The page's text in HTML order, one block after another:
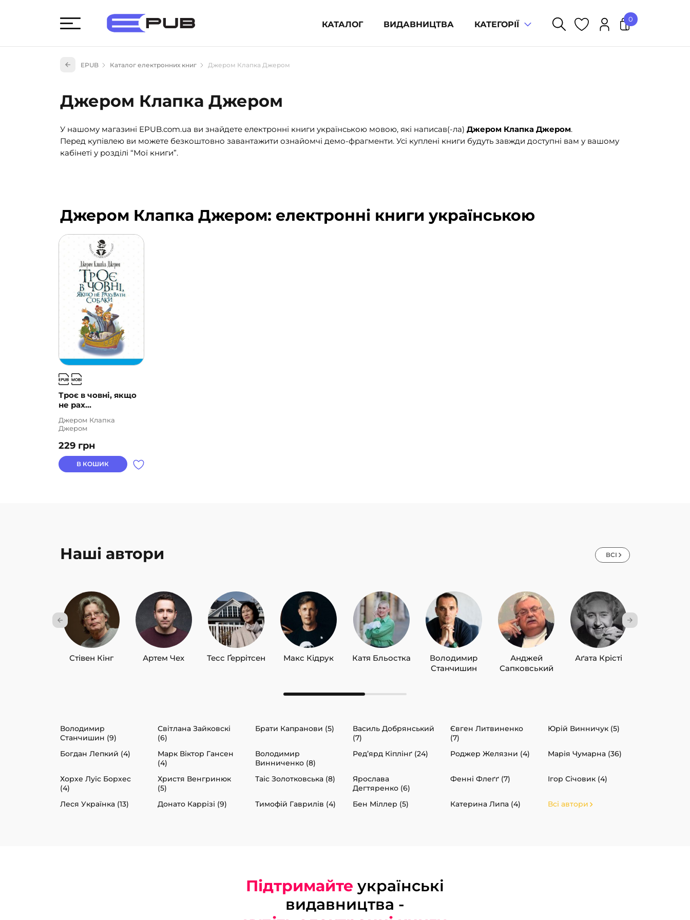
КАТАЛОГ ВИДАВНИЦТВА КАТЕГОРІЇ
Художня література (1854)
Книги для підлітків (240)
Науково-популярна література (1015)
(527)
0
У кошику немає товарів.
EPUB Каталог електронних книг Джером Клапка Джером
Джером Клапка Джером
У нашому магазині EPUB.com.ua ви знайдете електронні книги українською мовою, які написав(-ла) Джером Клапка Джером.
Перед купівлею ви можете безкоштовно завантажити ознайомчі демо-фрагменти. Усі куплені книги будуть завжди доступні вам у вашому
кабінеті у розділі “Мої книги”.
Джером Клапка Джером: електронні книги українською
Троє в човні, якщо
не рах...
229 грн
Джером Клапка
Джером
В КОШИК
Наші автори ВСІ
Стівен Кінг Артем Чех Тесс Ґеррітсен Макс Кідрук Катя Бльостка
Володимир
Станчишин
Анджей
Сапковський
Аґата Крісті
Володимир
Станчишин (9)
Світлана Зайковскі
(6)
Брати Капранови (5)
Василь Добрянський
(7)
Євген Литвиненко
(7)
Юрій Винничук (5)
Богдан Лепкий (4)
Марк Віктор Гансен
(4)
Володимир
Винниченко (8)
Ред’ярд Кіплінґ (24) Роджер Желязни (4) Марія Чумарна (36)
Хорхе Луїс Борхес
(4)
Христя Венгринюк
(5)
Таіс Золотковська (8)
Ярослава
Дегтяренко (6)
Фенні Флеґґ (7) Ігор Січовик (4)
Леся Українка (13) Донато Каррізі (9) Тимофій Гаврилів (4) Бен Міллер (5) Катерина Липа (4) Всі автори
Підтримайте українські
видавництва -